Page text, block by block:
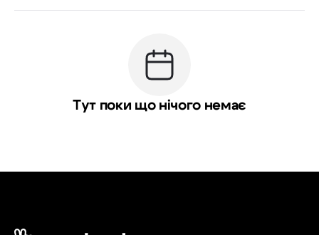
Тут поки що нічого немає